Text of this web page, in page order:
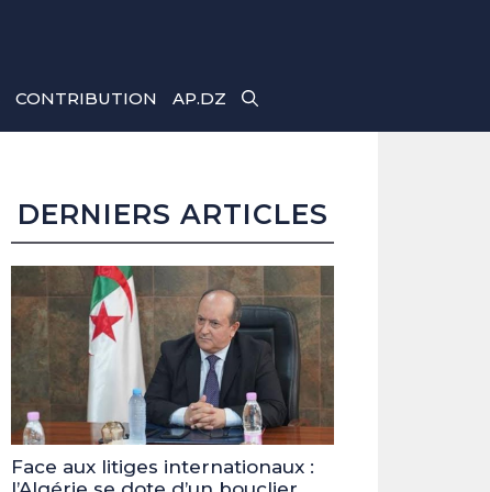
CONTRIBUTION AP.DZ
DERNIERS ARTICLES
Face aux litiges internationaux :